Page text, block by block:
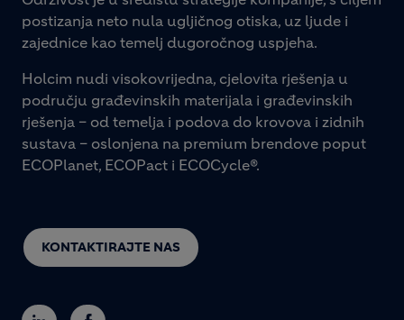
KONTAKTIRAJTE NAS
postizanja neto nula ugljičnog otiska, uz ljude i
zajednice kao temelj dugoročnog uspjeha.
Holcim nudi visokovrijedna, cjelovita rješenja u
području građevinskih materijala i građevinskih
rješenja – od temelja i podova do krovova i zidnih
sustava – oslonjena na premium brendove poput
ECOPlanet, ECOPact i ECOCycle®.